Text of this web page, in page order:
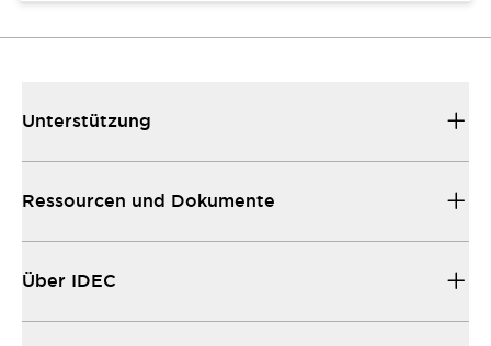
Unterstützung
Ressourcen und Dokumente
Über IDEC